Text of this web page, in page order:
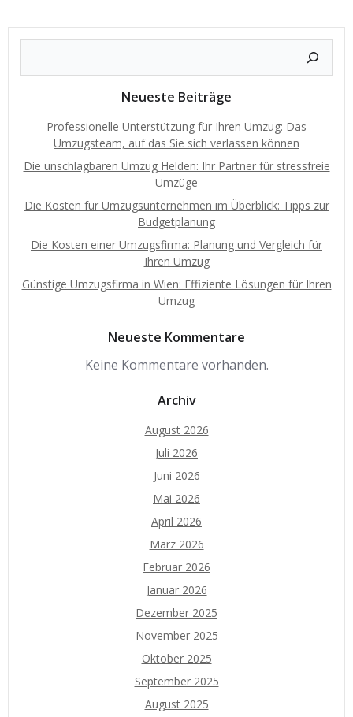
Neueste Beiträge
Professionelle Unterstützung für Ihren Umzug: Das
Umzugsteam, auf das Sie sich verlassen können
Die unschlagbaren Umzug Helden: Ihr Partner für stressfreie
Umzüge
Die Kosten für Umzugsunternehmen im Überblick: Tipps zur
Budgetplanung
Die Kosten einer Umzugsfirma: Planung und Vergleich für
Ihren Umzug
Günstige Umzugsfirma in Wien: Effiziente Lösungen für Ihren
Umzug
Neueste Kommentare
Keine Kommentare vorhanden.
Archiv
August 2026
Juli 2026
Juni 2026
Mai 2026
April 2026
März 2026
Februar 2026
Januar 2026
Dezember 2025
November 2025
Oktober 2025
September 2025
August 2025